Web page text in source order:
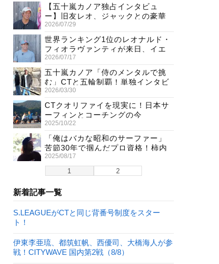
1 2
【五十嵐カノア独占インタビュ
ー】旧友レオ、ジャックとの豪華
プライベートセッション
2026/07/29
世界ランキング1位のレオナルド・
フィオラヴァンティが来日、イエ
ロージャージ獲得直後の独占イン
タビュー
2026/07/17
五十嵐カノア「侍のメンタルで挑
む」CTと五輪制覇！単独インタビ
ューで熱弁
2026/03/30
CTクオリファイを現実に！日本サ
ーフィンとコーチングの今
2025/10/22
「俺はバカな昭和のサーファー」
苦節30年で掴んだプロ資格！柿内
聖文(54)の生き様
2025/08/17
新着記事一覧
S.LEAGUEがCTと同じ背番号制度をスター
ト！
伊東李亜琉、都筑虹帆、西優司、大橋海人が参
戦！CITYWAVE 国内第2戦（8/8）